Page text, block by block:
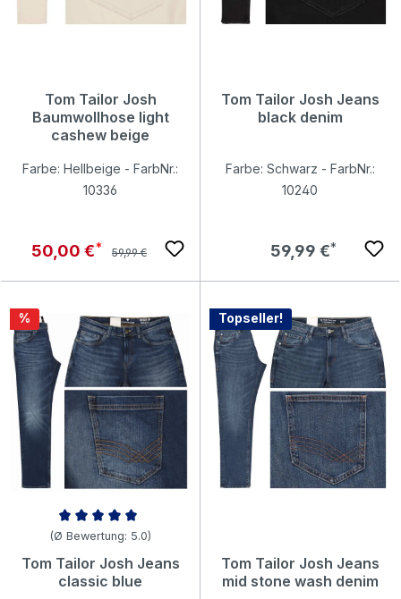
Tom Tailor Josh
Baumwollhose light
cashew beige
Farbe: Hellbeige - FarbNr.:
10336
Verkaufspreis:
50,00 € Regulärer Preis:
59,99 €
Tom Tailor Josh Jeans
black denim
Farbe: Schwarz - FarbNr.:
10240
Regulärer Preis:
59,99 €
Rabatt
%
Durchschnittliche Bewertung von 5 von 5 Sternen
(Ø Bewertung: 5.0)
Tom Tailor Josh Jeans
classic blue
Topseller!
Tom Tailor Josh Jeans
mid stone wash denim